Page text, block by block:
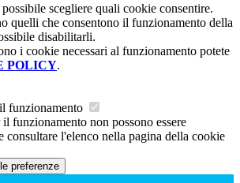
scegliere quali cookie consentire.
quelli che consentono il funzionamento della
disabilitarli.
i cookie necessari al funzionamento potete
POLICY.
funzionamento
funzionamento non possono essere
consultare l'elenco nella pagina della cookie
preferenze